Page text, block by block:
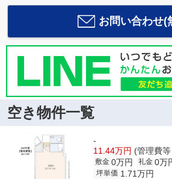
お問い合わせ(
空き物件一覧
-
11.44万円 (管理費
敷金 0万円 礼金 0万
坪単価 1.71万円